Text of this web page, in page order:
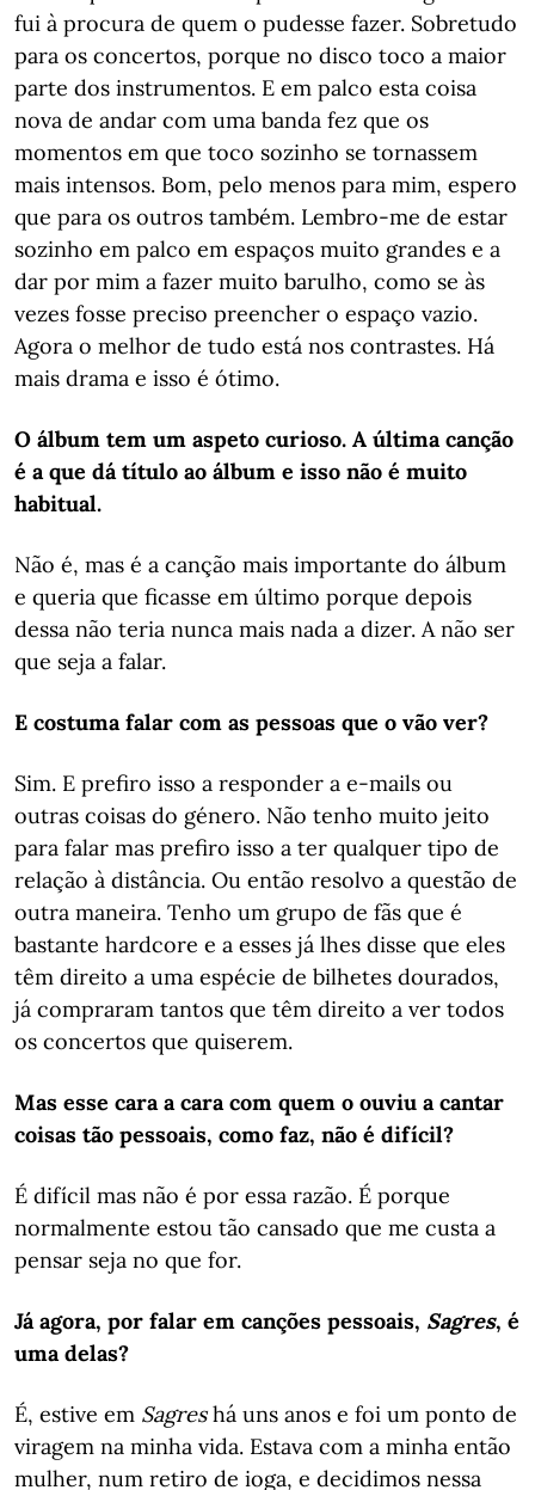
fui à procura de quem o pudesse fazer. Sobretudo
para os concertos, porque no disco toco a maior
parte dos instrumentos. E em palco esta coisa
nova de andar com uma banda fez que os
momentos em que toco sozinho se tornassem
mais intensos. Bom, pelo menos para mim, espero
que para os outros também. Lembro-me de estar
sozinho em palco em espaços muito grandes e a
dar por mim a fazer muito barulho, como se às
vezes fosse preciso preencher o espaço vazio.
Agora o melhor de tudo está nos contrastes. Há
mais drama e isso é ótimo.
O álbum tem um aspeto curioso. A última canção
é a que dá título ao álbum e isso não é muito
habitual.
Não é, mas é a canção mais importante do álbum
e queria que ficasse em último porque depois
dessa não teria nunca mais nada a dizer. A não ser
que seja a falar.
E costuma falar com as pessoas que o vão ver?
Sim. E prefiro isso a responder a e-mails ou
outras coisas do género. Não tenho muito jeito
para falar mas prefiro isso a ter qualquer tipo de
relação à distância. Ou então resolvo a questão de
outra maneira. Tenho um grupo de fãs que é
bastante hardcore e a esses já lhes disse que eles
têm direito a uma espécie de bilhetes dourados,
já compraram tantos que têm direito a ver todos
os concertos que quiserem.
Mas esse cara a cara com quem o ouviu a cantar
coisas tão pessoais, como faz, não é difícil?
É difícil mas não é por essa razão. É porque
normalmente estou tão cansado que me custa a
pensar seja no que for.
Já agora, por falar em canções pessoais, Sagres, é
uma delas?
É, estive em Sagreshá uns anos e foi um ponto de
viragem na minha vida. Estava com a minha então
mulher, num retiro de ioga, e decidimos nessa